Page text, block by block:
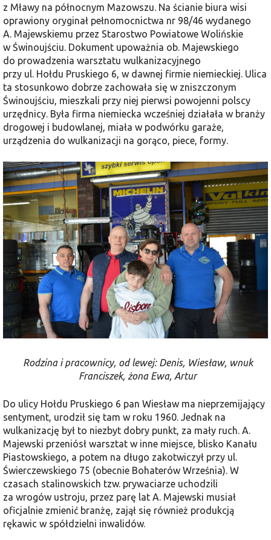
z Mławy na północnym Mazowszu. Na ścianie biura wisi
oprawiony oryginał pełnomocnictwa nr 98/46 wydanego
A. Majewskiemu przez Starostwo Powiatowe Wolińskie
w Świnoujściu. Dokument upoważnia ob. Majewskiego
do prowadzenia warsztatu wulkanizacyjnego
przy ul. Hołdu Pruskiego 6, w dawnej firmie niemieckiej. Ulica
ta stosunkowo dobrze zachowała się w zniszczonym
Świnoujściu, mieszkali przy niej pierwsi powojenni polscy
urzędnicy. Była firma niemiecka wcześniej działała w branży
drogowej i budowlanej, miała w podwórku garaże,
urządzenia do wulkanizacji na gorąco, piece, formy.
Rodzina i pracownicy, od lewej: Denis, Wiesław, wnuk
Franciszek, żona Ewa, Artur
Do ulicy Hołdu Pruskiego 6 pan Wiesław ma nieprzemijający
sentyment, urodził się tam w roku 1960. Jednak na
wulkanizację był to niezbyt dobry punkt, za mały ruch. A.
Majewski przeniósł warsztat w inne miejsce, blisko Kanału
Piastowskiego, a potem na długo zakotwiczył przy ul.
Świerczewskiego 75 (obecnie Bohaterów Września). W
czasach stalinowskich tzw. prywaciarze uchodzili
za wrogów ustroju, przez parę lat A. Majewski musiał
oficjalnie zmienić branżę, zajął się również produkcją
rękawic w spółdzielni inwalidów.